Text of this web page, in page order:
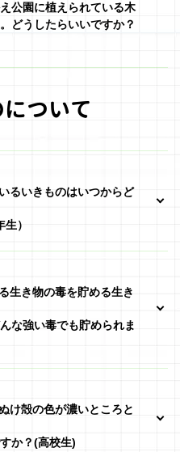
公園に植えられている木
どうしたらいいですか？
ついて
るいきものはいつからど
生）
生き物の毒を貯める生き
な強い毒でも貯められま
け殻の色が濃いところと
か？(高校生)